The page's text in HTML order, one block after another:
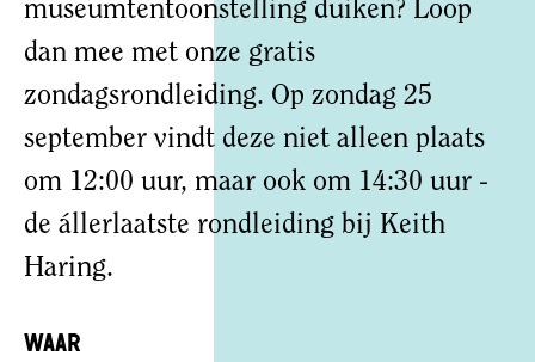
museumtentoonstelling duiken? Loop
dan mee met onze gratis
zondagsrondleiding. Op zondag 25
september vindt deze niet alleen plaats
om 12:00 uur, maar ook om 14:30 uur -
de állerlaatste rondleiding bij Keith
Haring.
Waar